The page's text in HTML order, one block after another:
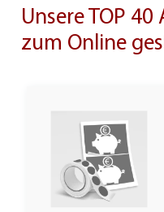
Unsere TOP
zum Online